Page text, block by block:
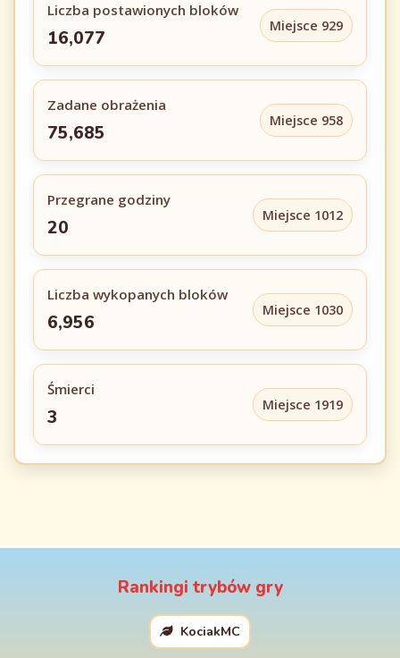
Liczba postawionych bloków
16,077
Miejsce 929
Zadane obrażenia
75,685
Miejsce 958
Przegrane godziny
20
Miejsce 1012
Liczba wykopanych bloków
6,956
Miejsce 1030
Śmierci
3
Miejsce 1919
Rankingi trybów gry
KociakMC